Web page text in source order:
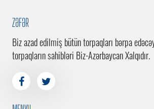
ZƏFƏR
Biz azad edilmiş bütün torpaqları bərpa
torpaqların sahibləri Biz-Azərbaycan Xalqıdır.